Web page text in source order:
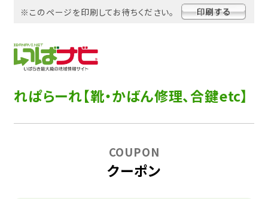
※このページを印刷してお待ちください。
れぱらーれ【靴・かばん修理、合鍵etc】
クーポン
COUPON